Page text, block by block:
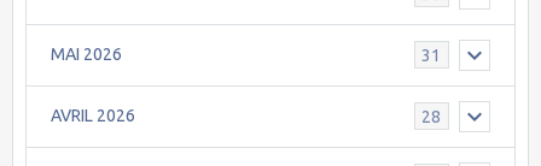
MAI 2026 31
AVRIL 2026 28